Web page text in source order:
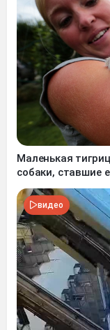
Маленькая
собаки, ставшие
видео